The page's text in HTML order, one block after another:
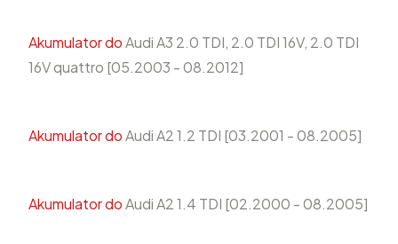
Akumulator doAudi A3 2.0 TDI, 2.0 TDI 16V, 2.0 TDI
16V quattro [05.2003 - 08.2012]
Akumulator doAudi A2 1.2 TDI [03.2001 - 08.2005]
Akumulator doAudi A2 1.4 TDI [02.2000 - 08.2005]